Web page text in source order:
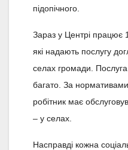
підопічного.
Зараз у Центрі працює
які надають послугу
селах громади.
багато. За
робітник має
– у селах.
Насправді кожна